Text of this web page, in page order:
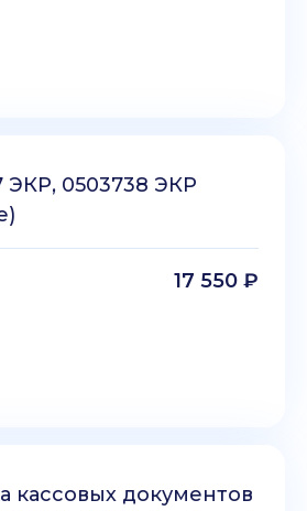
ЭКР, 0503738 ЭКР
17 550 ₽
кассовых документов